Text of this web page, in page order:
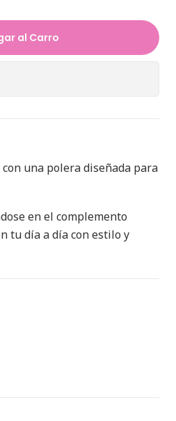
al Carro
una polera diseñada para
en el complemento
tu día a día con estilo y